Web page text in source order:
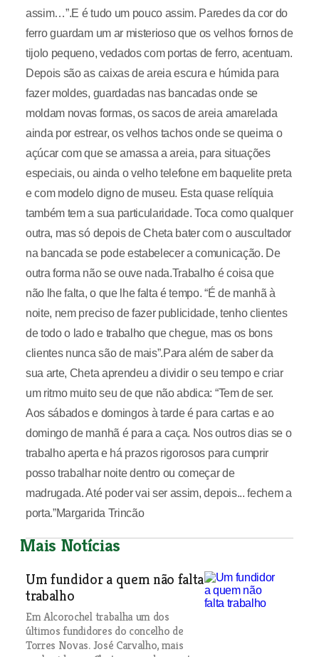
assim…”.E é tudo um pouco assim. Paredes da cor do
ferro guardam um ar misterioso que os velhos fornos de
tijolo pequeno, vedados com portas de ferro, acentuam.
Depois são as caixas de areia escura e húmida para
fazer moldes, guardadas nas bancadas onde se
moldam novas formas, os sacos de areia amarelada
ainda por estrear, os velhos tachos onde se queima o
açúcar com que se amassa a areia, para situações
especiais, ou ainda o velho telefone em baquelite preta
e com modelo digno de museu. Esta quase relíquia
também tem a sua particularidade. Toca como qualquer
outra, mas só depois de Cheta bater com o auscultador
na bancada se pode estabelecer a comunicação. De
outra forma não se ouve nada.Trabalho é coisa que
não lhe falta, o que lhe falta é tempo. “É de manhã à
noite, nem preciso de fazer publicidade, tenho clientes
de todo o lado e trabalho que chegue, mas os bons
clientes nunca são de mais”.Para além de saber da
sua arte, Cheta aprendeu a dividir o seu tempo e criar
um ritmo muito seu de que não abdica: “Tem de ser.
Aos sábados e domingos à tarde é para cartas e ao
domingo de manhã é para a caça. Nos outros dias se o
trabalho aperta e há prazos rigorosos para cumprir
posso trabalhar noite dentro ou começar de
madrugada. Até poder vai ser assim, depois... fechem a
porta.”Margarida Trincão
Mais Notícias
Um fundidor a quem não falta
trabalho
Em Alcorochel trabalha um dos
últimos fundidores do concelho de
Torres Novas. José Carvalho, mais